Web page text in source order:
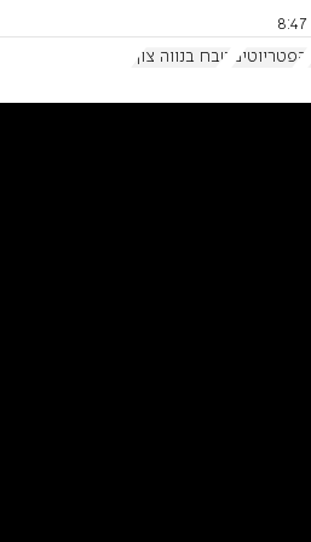
הפטריוטים טבח בנווה צוף